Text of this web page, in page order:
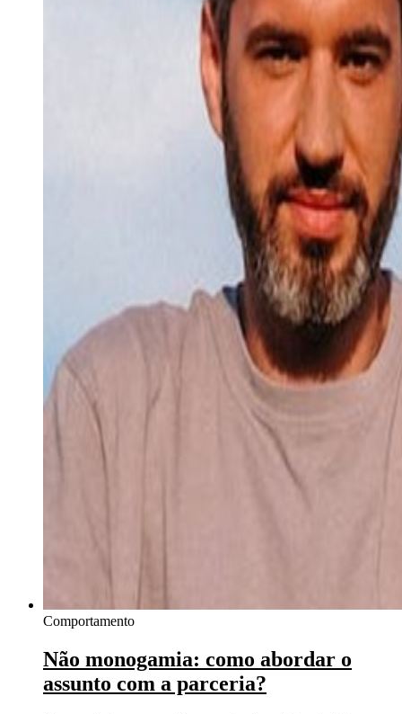
Comportamento
Não monogamia: como abordar o
assunto com a parceria?